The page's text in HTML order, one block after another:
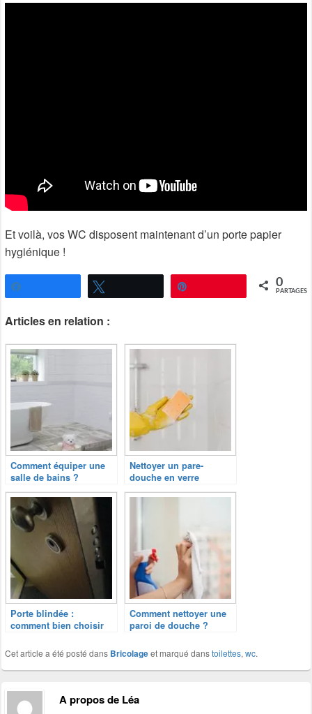
Et voilà, vos WC disposent maintenant d’un porte papier
hygiénique !
0
PARTAGES
Articles en relation :
Comment équiper une
salle de bains ?
Nettoyer un pare-
douche en verre
Porte blindée :
comment bien choisir
besoins ?
Comment nettoyer une
paroi de douche ?
Cet article a été posté dans Bricolageet marqué danstoilettes, wc.
A propos de Léa